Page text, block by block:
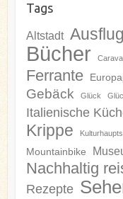
Tags
Altstadt Ausflug
Bücher
Ferrante
Gebäck Glück
Italienische
Krippe
Mountainbike
Nachhaltig
Rezepte